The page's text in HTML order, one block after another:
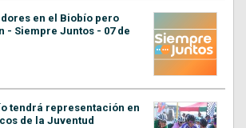
en el Biobío pero
- Siempre Juntos - 07 de
tendrá representación en
de la Juventud